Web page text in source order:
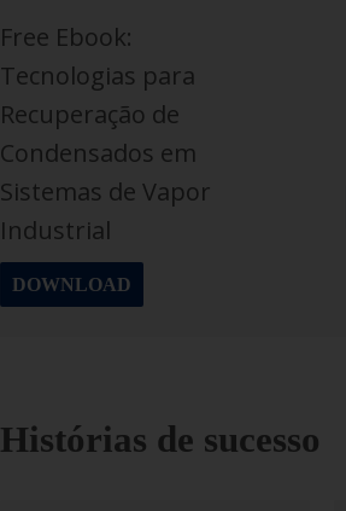
Free Ebook:
Tecnologias para
Recuperação de
Condensados em
Sistemas de Vapor
Industrial
DOWNLOAD
Histórias de sucesso